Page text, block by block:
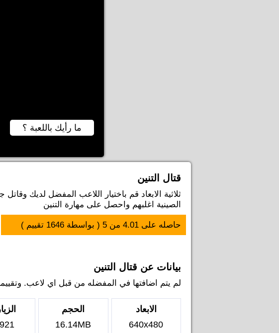
ما رأيك باللعبة ؟
قتال التنين
ثلاثية الابعاد قم باختيار اللاعب المفضل لديك وقاتل
الصينية اغلبهم واحصل على مهارة التنين
حاصله على 4.01 من 5 ( بواسطة 1646 تقييم )
بيانات عن قتال التنين
لم يتم اضافتها في المفضله من قبل اي لاعب. وتقييمها هو
الابعاد
640x480
الحجم
16.14MB